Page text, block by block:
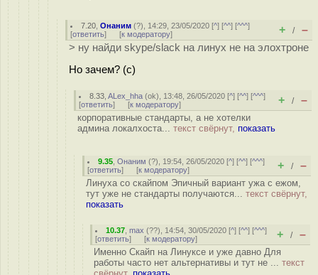
7.20 ,Онаним (?), 14:29, 23/05/2020 [^] [^^] [^^^]
[ответить] [к модератору] + / –
> ну найди skype/slack на линух не на элохтроне
Но зачем? (с)
8.33 ,ALex_hha (ok), 13:48, 26/05/2020 [^] [^^] [^^^]
[ответить] [к модератору] + / –
корпоративные стандарты, а не хотелки
админа локалхоста... текст свёрнут, показать
9.35 ,Онаним (?), 19:54, 26/05/2020 [^] [^^] [^^^]
[ответить] [к модератору] + / –
Линуха со скайпом Эпичный вариант ужа с ежом,
тут уже не стандарты получаются... текст свёрнут,
показать
10.37 ,max (??), 14:54, 30/05/2020 [^] [^^] [^^^]
[ответить] [к модератору] + / –
Именно Скайп на Линуксе и уже давно Для
работы часто нет альтернативы и тут не ... текст